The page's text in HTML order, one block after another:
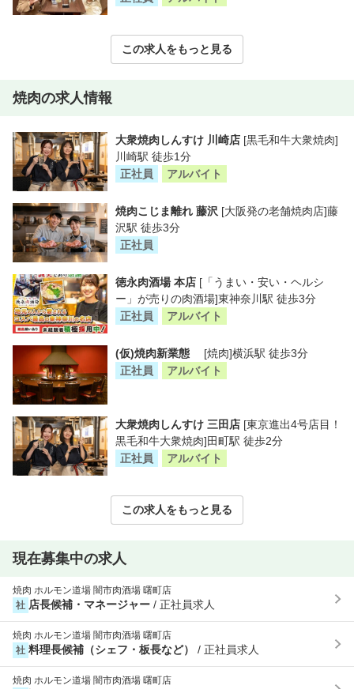
この求人をもっと見る
焼肉の求人情報
大衆焼肉しんすけ 川崎店 [黒毛和牛大衆焼肉]
川崎駅 徒歩1分
正社員
アルバイト
焼肉こじま離れ 藤沢 [大阪発の老舗焼肉店]藤
沢駅 徒歩3分
正社員
徳永肉酒場 本店 [「うまい・安い・ヘルシ
ー」が売りの肉酒場]東神奈川駅 徒歩3分
正社員
アルバイト
(仮)焼肉新業態
[焼肉]横浜駅 徒歩3分
正社員
アルバイト
大衆焼肉しんすけ 三田店 [東京進出4号店目！
黒毛和牛大衆焼肉]田町駅 徒歩2分
正社員
アルバイト
この求人をもっと見る
現在募集中の求人
焼肉 ホルモン道場 闇市肉酒場 曙町店
社 店長候補・マネージャー / 正社員求人
焼肉 ホルモン道場 闇市肉酒場 曙町店
社 料理長候補（シェフ・板長など） / 正社員求人
焼肉 ホルモン道場 闇市肉酒場 曙町店